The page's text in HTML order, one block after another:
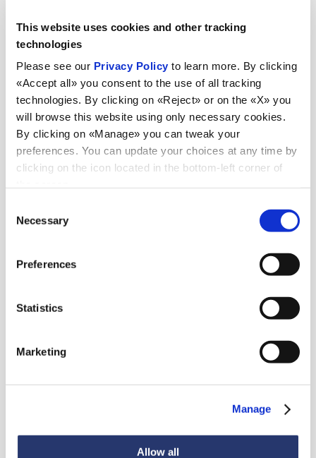
This website uses cookies and other tracking
technologies
Please see our Privacy Policy to learn more. By clicking
«Accept all» you consent to the use of all tracking
technologies. By clicking on «Reject» or on the «X» you
will browse this website using only necessary cookies.
By clicking on «Manage» you can tweak your
preferences. You can update your choices at any time by
clicking on the icon located in the bottom-left corner of
Selection
Necessary
Preferences
Statistics
Marketing
Manage
Allow all
Zobacz wszystkie wiadomości
98 ton stali z Włoch do Indii